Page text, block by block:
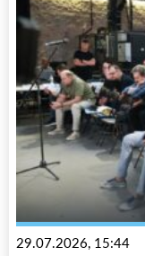
29.07.2026, 15:44